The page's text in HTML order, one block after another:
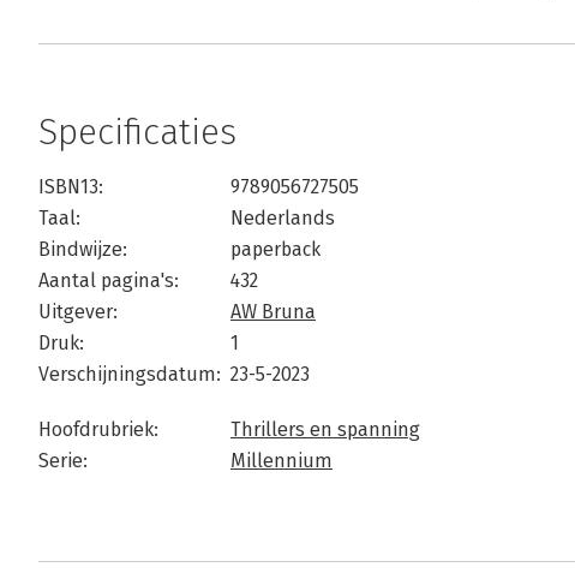
Specificaties
ISBN13:
9789056727505
Taal:
Nederlands
Bindwijze:
paperback
Aantal pagina's:
432
Uitgever:
AW Bruna
Druk:
1
Verschijningsdatum: 23-5-2023
Hoofdrubriek:
Thrillers en spanning
Serie:
Millennium